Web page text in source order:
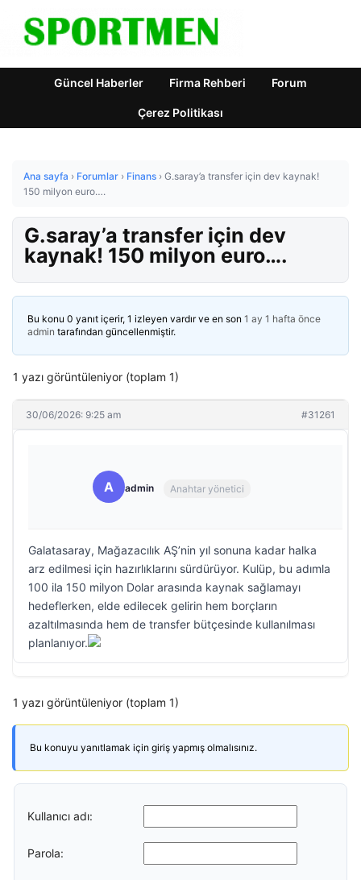
Güncel Haberler Firma Rehberi Forum
Çerez Politikası
Ana sayfa › Forumlar › Finans › G.saray’a transfer için dev kaynak!
150 milyon euro….
G.saray’a transfer için dev
kaynak! 150 milyon euro….
Bu konu 0 yanıt içerir, 1 izleyen vardır ve en son 1 ay 1 hafta önce
admin tarafından güncellenmiştir.
1 yazı görüntüleniyor (toplam 1)
30/06/2026: 9:25 am #31261
A admin Anahtar yönetici
Galatasaray, Mağazacılık AŞ’nin yıl sonuna kadar halka
arz edilmesi için hazırlıklarını sürdürüyor. Kulüp, bu adımla
100 ila 150 milyon Dolar arasında kaynak sağlamayı
hedeflerken, elde edilecek gelirin hem borçların
azaltılmasında hem de transfer bütçesinde kullanılması
planlanıyor.
1 yazı görüntüleniyor (toplam 1)
Bu konuyu yanıtlamak için giriş yapmış olmalısınız.
Kullanıcı adı:
Parola: